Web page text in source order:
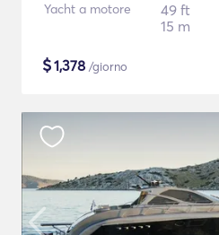
Yacht a motore
49 ft
15 m
$1,378 /giorno